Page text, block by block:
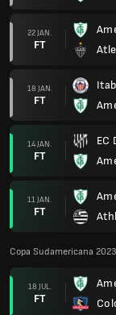
22 JAN.
FT
18 JAN.
FT
14 JAN.
FT
EC
11 JAN.
FT
Copa Sudamericana 2023
18 JUL.
FT